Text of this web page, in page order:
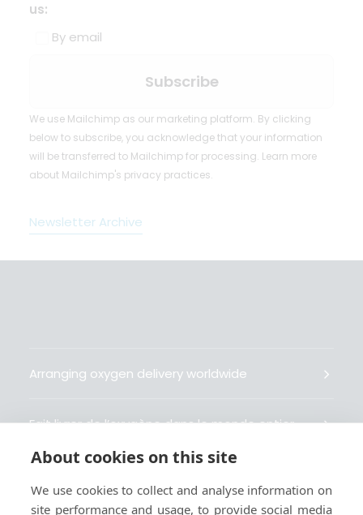
us:
By email
We use Mailchimp as our marketing platform. By clicking
below to subscribe, you acknowledge that your information
will be transferred to Mailchimp for processing. Learn more
about Mailchimp's privacy practices.
Newsletter Archive
Arranging oxygen delivery worldwide
Fait livrer de l’oxygène dans le monde entier
About cookies on this site
We use cookies to collect and analyse information on
site performance and usage, to provide social media